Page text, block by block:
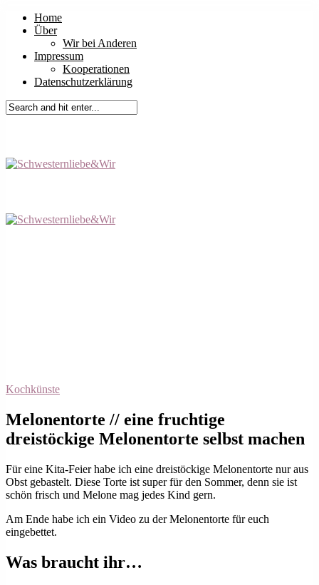
Home
Über
Wir bei Anderen
Impressum
Kooperationen
Datenschutzerklärung
Kochkünste
Melonentorte // eine fruchtige
dreistöckige Melonentorte selbst machen
Für eine Kita-Feier habe ich eine dreistöckige Melonentorte nur aus
Obst gebastelt. Diese Torte ist super für den Sommer, denn sie ist
schön frisch und Melone mag jedes Kind gern.
Am Ende habe ich ein Video zu der Melonentorte für euch
eingebettet.
Was braucht ihr…